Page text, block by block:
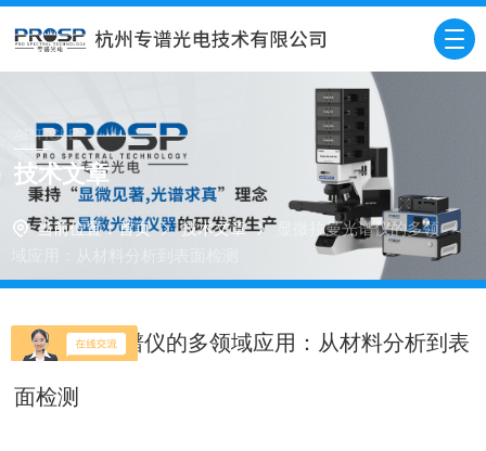
ARTICLE
技术文章
当前位置：首页 技术文章
显微拉曼光谱仪的多领
显微拉曼光谱仪的多领域应用：从材料分析到表
面检测